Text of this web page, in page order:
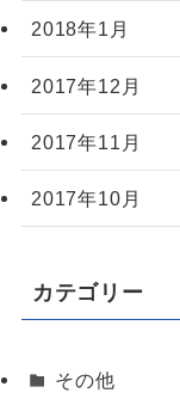
2018年1月
2017年12月
2017年11月
2017年10月
カテゴリー
その他